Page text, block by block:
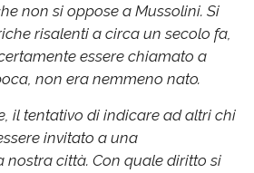
non si oppose a Mussolini. Si
risalenti a circa un secolo fa,
essere chiamato a
non era nemmeno nato.
il tentativo di indicare ad altri chi
invitato a una
nostra città. Con quale diritto si